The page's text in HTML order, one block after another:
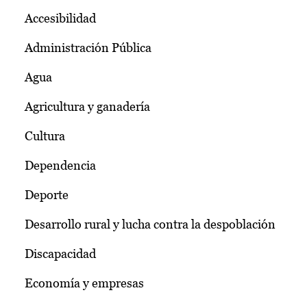
Accesibilidad
Administración Pública
Agua
Agricultura y ganadería
Cultura
Dependencia
Deporte
Desarrollo rural y lucha contra la despoblación
Discapacidad
Economía y empresas